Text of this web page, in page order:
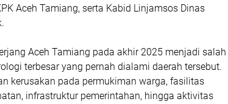
Aceh Tamiang, serta Kabid Linjamsos Dinas
Aceh Tamiang pada akhir 2025 menjadi salah
terbesar yang pernah dialami daerah tersebut.
kerusakan pada permukiman warga, fasilitas
infrastruktur pemerintahan, hingga aktivitas